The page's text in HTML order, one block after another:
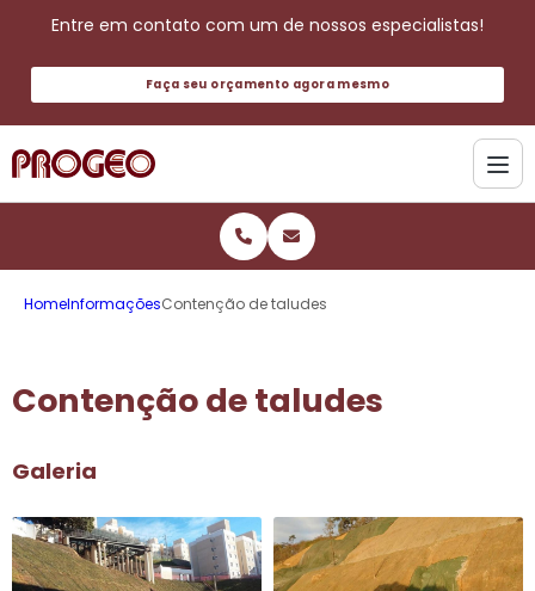
Entre em contato com um de nossos especialistas!
Faça seu orçamento agora mesmo
HomeInformaçõesContenção de taludes
Contenção de taludes
Galeria